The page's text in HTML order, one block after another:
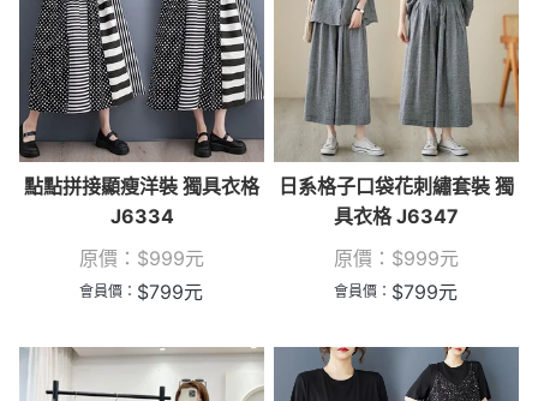
點點拼接顯瘦洋裝 獨具衣格
J6334
原價： $999元
會員價： $799元
日系格子口袋花刺繡套裝 獨
具衣格 J6347
原價： $999元
會員價： $799元